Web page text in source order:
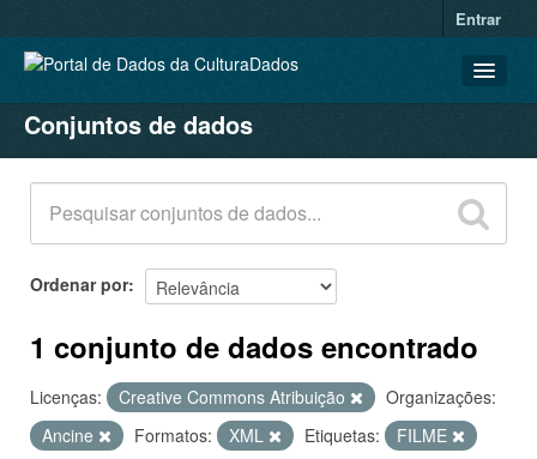
Entrar
CONJUNTOS DE DADOS
ORGANIZAÇÕES
GRUPOS
SOBRE
Conjuntos de dados
Ordenar por
1 conjunto de dados encontrado
Licenças: Creative Commons Atribuição
Organizações:
Ancine
Formatos: XML Etiquetas:
FILME